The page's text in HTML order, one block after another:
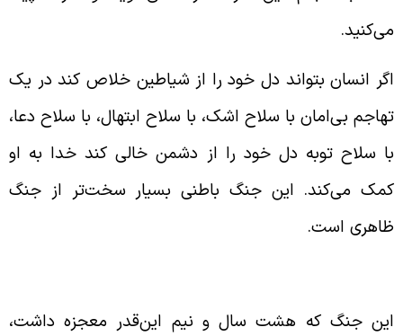
انسان بتواند دل خود را از شیاطین خلاص کند در یک
بی‌امان با سلاح اشک، با سلاح ابتهال، با سلاح دعا،
سلاح توبه دل خود را از دشمن خالی کند خدا به او
می‌کند. این جنگ باطنی بسیار سخت‌تر از جنگ
است.
جنگ که هشت سال و نیم این‌قدر معجزه داشت،